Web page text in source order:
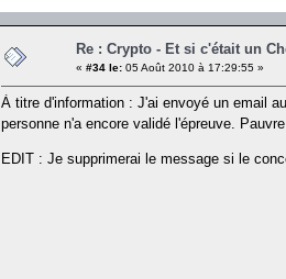
Re : Crypto - Et si c'était un
« #34 le: 05 Août 2010 à 17:29:55 »
À titre d'information : J'ai envoyé un email
personne n'a encore validé l'épreuve.
EDIT : Je supprimerai le message si le